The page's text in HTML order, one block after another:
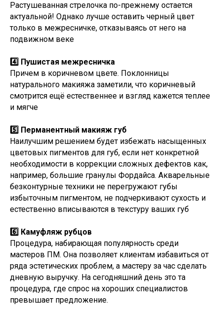
Растушеванная стрелочка по-прежнему остается
актуальной! Однако лучше оставить черный цвет
только в межресничке, отказываясь от него на
подвижном веке
4️⃣ Пушистая межресничка
Причем в коричневом цвете. Поклонницы
натурального макияжа заметили, что коричневый
смотрится ещё естественнее и взгляд кажется теплее
и мягче
5️⃣ Перманентный макияж губ
Наилучшим решением будет избежать насыщенных
цветовых пигментов для губ, если нет конкретной
необходимости в коррекции сложных дефектов как,
например, большие гранулы Фордайса. Акварельные
безконтурные техники не перегружают губы
избыточным пигментом, не подчеркивают сухость и
естественно вписываются в текстуру ваших губ
6️⃣ Камуфляж рубцов
Процедура, набирающая популярность среди
мастеров ПМ. Она позволяет клиентам избавиться от
ряда эстетических проблем, а мастеру за час сделать
дневную выручку. На сегодняшний день это та
процедура, где спрос на хороших специалистов
превышает предложение.